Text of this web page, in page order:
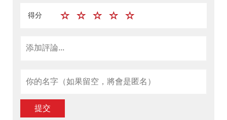
得分
提交